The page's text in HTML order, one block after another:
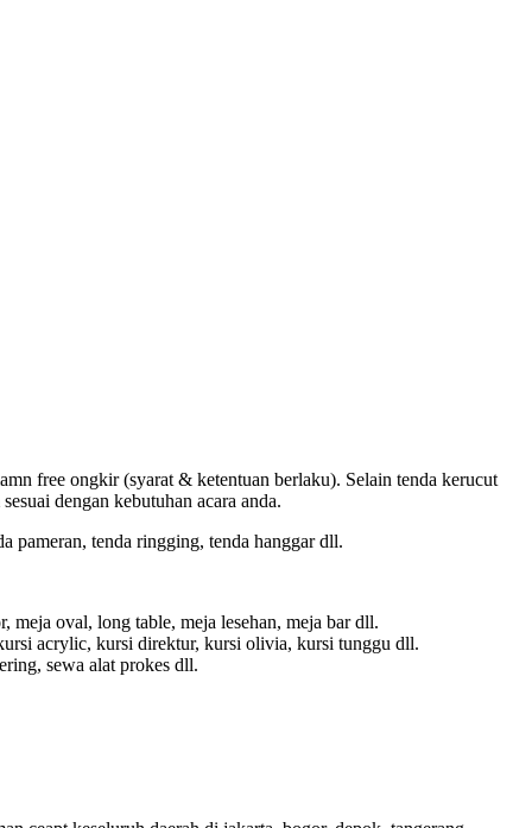
free ongkir (syarat & ketentuan berlaku). Selain tenda kerucut
dengan kebutuhan acara anda.
pameran, tenda ringging, tenda hanggar dll.
meja oval, long table, meja lesehan, meja bar dll.
acrylic, kursi direktur, kursi olivia, kursi tunggu dll.
sewa alat prokes dll.